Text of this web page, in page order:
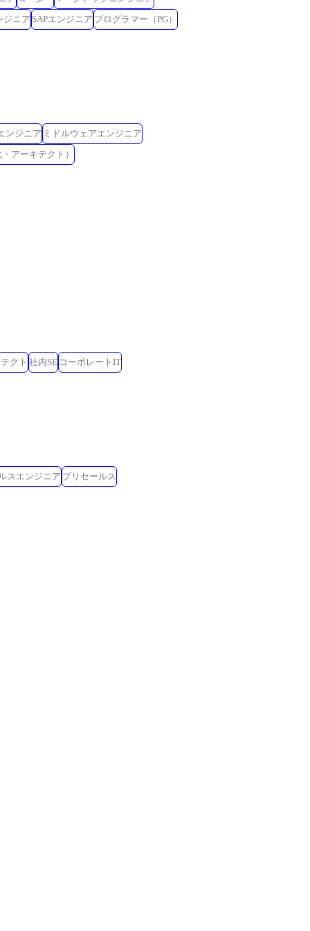
ジニア SAPエンジニア プログラマー（PG）
ンジニア ミドルウェアエンジニア
アーキテクト）
クト 社内SE コーポレートIT
スエンジニア プリセールス